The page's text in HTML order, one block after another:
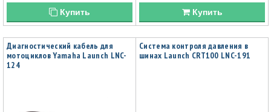
Купить Купить
Диагностический кабель для
мотоциклов Yamaha Launch LNC-
124
Система контроля давления в
шинах Launch CRT100 LNC-191